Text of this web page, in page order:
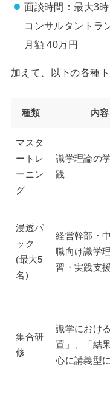
面談時間：最大3時
コンサルタントラ
月額 40万円
加えて、以下の各種
種類 内容
マスタ
ートレ
ーニン
グ
識学理論の
践
浸透パ
ック
(最大5
名)
経営幹部・
職向け識学
習・実践支援
集合研
修
識学におけ
置」、「結
心に講義型